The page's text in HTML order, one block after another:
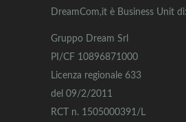
DreamCom,it è Business Unit di:
Gruppo Dream Srl
PI/CF 10896871000
Licenza regionale 633
del 09/2/2011
RCT n. 1505000391/L